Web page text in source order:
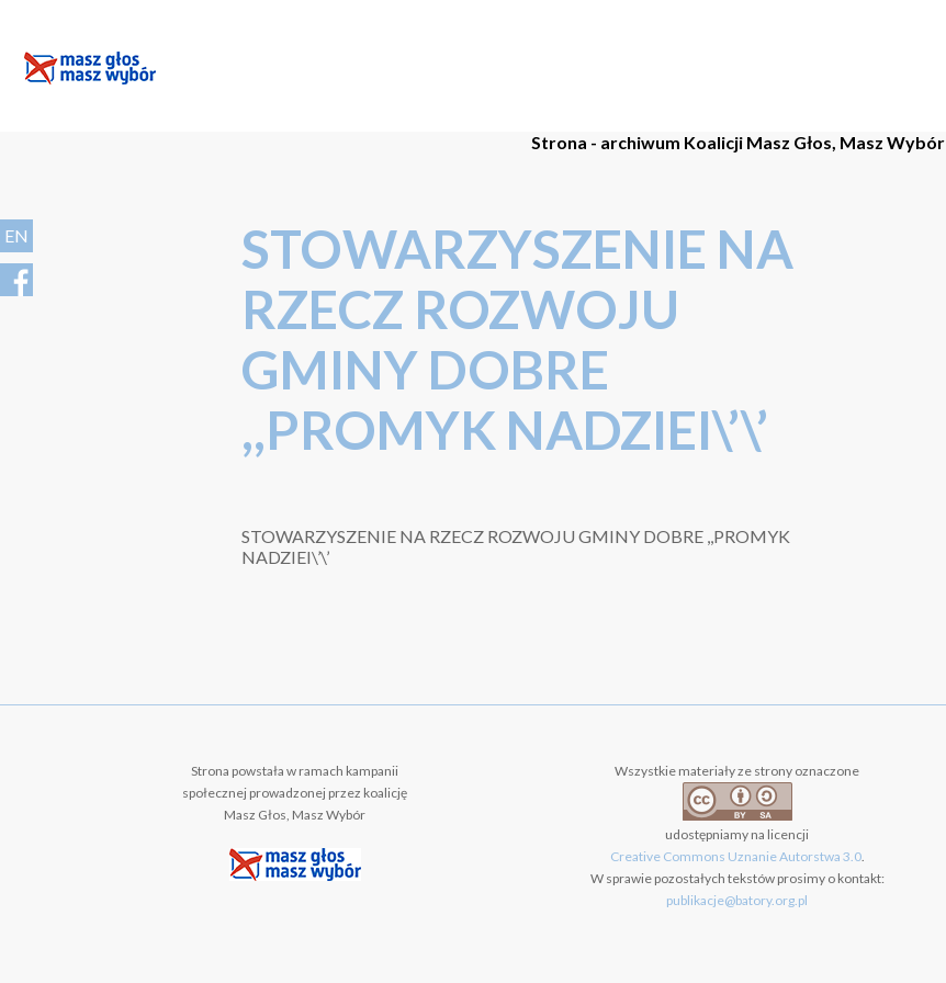
EN
Strona - archiwum Koalicji Masz Głos, Masz Wybór
STOWARZYSZENIE NA
RZECZ ROZWOJU
GMINY DOBRE
,,PROMYK NADZIEI\’\’
STOWARZYSZENIE NA RZECZ ROZWOJU GMINY DOBRE ,,PROMYK
NADZIEI\’\’
Strona powstała w ramach kampanii
społecznej prowadzonej przez koalicję
Masz Głos, Masz Wybór
Wszystkie materiały ze strony oznaczone
udostępniamy na licencji
Creative Commons Uznanie Autorstwa 3.0.
W sprawie pozostałych tekstów prosimy o kontakt:
publikacje@batory.org.pl